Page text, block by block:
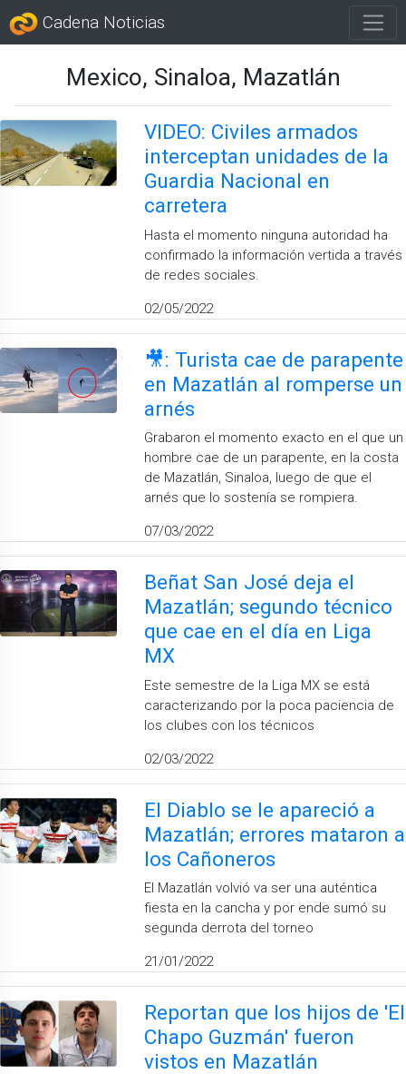
Cadena Noticias
Mexico, Sinaloa, Mazatlán
VIDEO: Civiles armados
interceptan unidades de la
Guardia Nacional en
carretera
Hasta el momento ninguna autoridad ha
confirmado la información vertida a través
de redes sociales.
02/05/2022
🎥: Turista cae de parapente
en Mazatlán al romperse un
arnés
Grabaron el momento exacto en el que un
hombre cae de un parapente, en la costa
de Mazatlán, Sinaloa, luego de que el
arnés que lo sostenía se rompiera.
07/03/2022
Beñat San José deja el
Mazatlán; segundo técnico
que cae en el día en Liga
MX
Este semestre de la Liga MX se está
caracterizando por la poca paciencia de
los clubes con los técnicos
02/03/2022
El Diablo se le apareció a
Mazatlán; errores mataron a
los Cañoneros
El Mazatlán volvió va ser una auténtica
fiesta en la cancha y por ende sumó su
segunda derrota del torneo
21/01/2022
Reportan que los hijos de 'El
Chapo Guzmán' fueron
vistos en Mazatlán